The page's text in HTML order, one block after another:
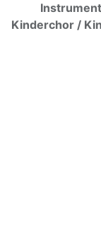
Kinderchor /